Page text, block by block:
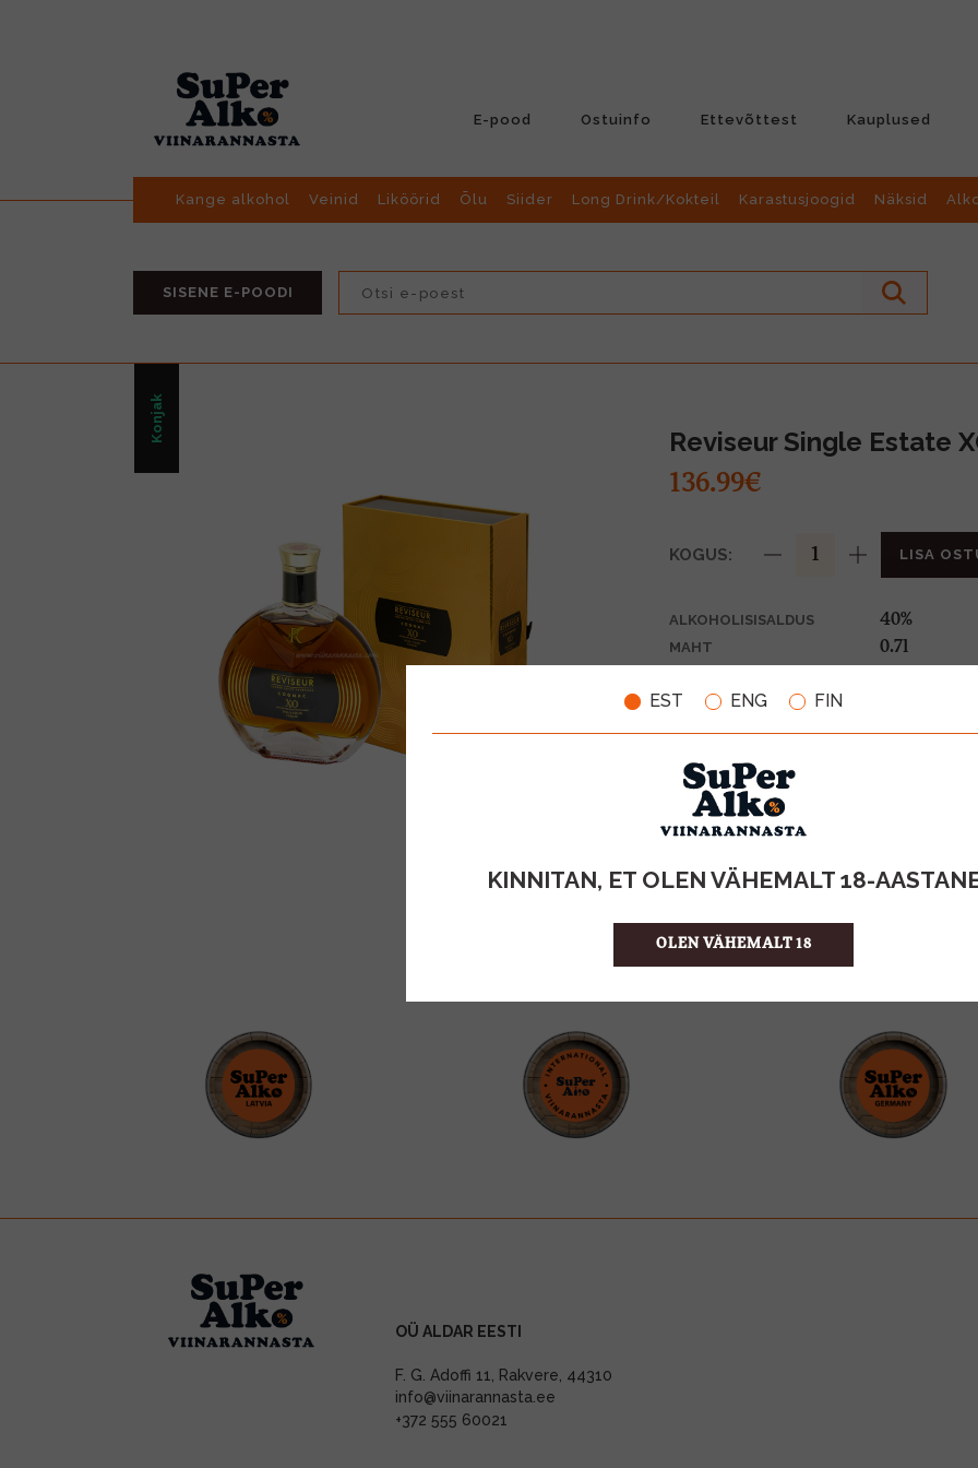
EST ENG FIN
KINNITAN, ET OLEN VÄHEMALT 18-
OLEN VÄHEMALT 18
E-pood Ostuinfo Ettevõttest Kauplused
Kange alkohol Veinid Liköörid Õlu Siider Long Drink/Kokteil Karastusjoogid Näksid
SISENE E-POODI
Konjak Reviseur Single Estate
136.99€
KOGUS: LISA
ALKOHOLISISALDUS 40%
MAHT 0.7l
TOOTE LIIK
ÜHIKU HIND
KOGUS KASTIS
OÜ ALDAR EESTI
F. G. Adoffi 11, Rakvere, 44310
info@viinarannasta.ee
+372 555 60021